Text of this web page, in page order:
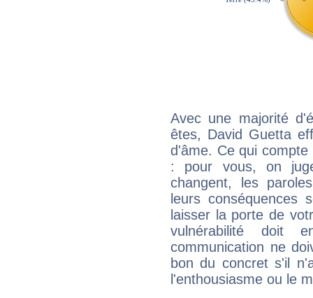
Avec une majorité
êtes, David Guetta
d'âme. Ce qui
: pour vous, on
changent, les
leurs conséquences
laisser la porte de
vulnérabilité doit
communication ne
bon du concret s'il
l'enthousiasme ou le